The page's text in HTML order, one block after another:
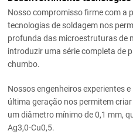
Nosso compromisso firme com a
tecnologias de soldagem nos
profunda das microestruturas de
introduzir uma série completa de
chumbo.
Nossos engenheiros experientes
última geração nos permitem
um diâmetro mínimo de 0,1 mm,
Ag3,0-Cu0,5.